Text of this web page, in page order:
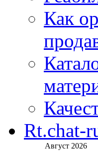
Как
Rt.chat-
Август 2026